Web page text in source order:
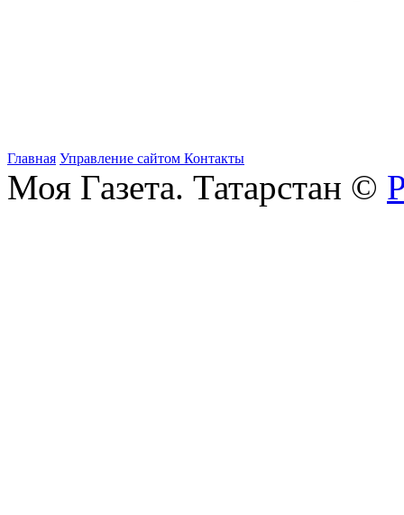
Главная Управление сайтом Контакты
Моя Газета. Татарстан ©